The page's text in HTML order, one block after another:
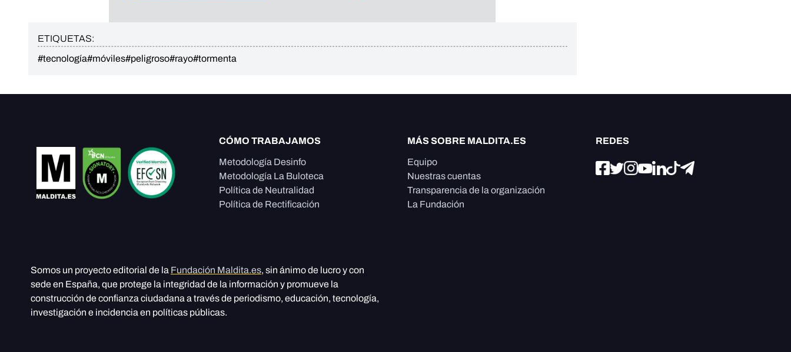
ETIQUETAS:
#tecnología#móviles#peligroso#rayo#tormenta
CÓMO TRABAJAMOS
Metodología Desinfo
Metodología La Buloteca
Política de Neutralidad
Política de Rectificación
MÁS SOBRE MALDITA.ES
Equipo
Nuestras cuentas
Transparencia de la organización
La Fundación
REDES
Somos un proyecto editorial de la Fundación Maldita.es, sin ánimo de lucro y con
sede en España, que protege la integridad de la información y promueve la
construcción de confianza ciudadana a través de periodismo, educación, tecnología,
investigación e incidencia en políticas públicas.